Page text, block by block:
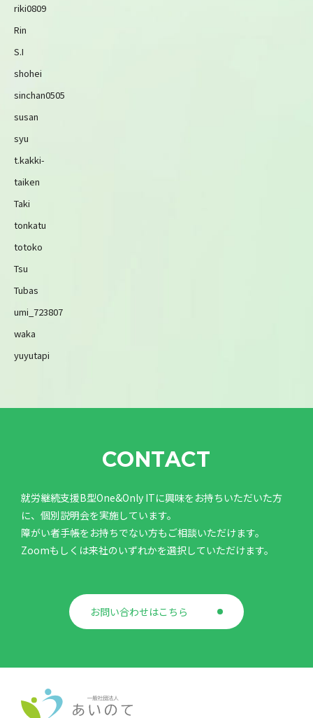
riki0809
Rin
S.I
shohei
sinchan0505
susan
syu
t.kakki-
taiken
Taki
tonkatu
totoko
Tsu
Tubas
umi_723807
waka
yuyutapi
CONTACT
就労継続支援B型One&Only ITに興味をお持ちいただいた方
に、個別説明会を実施しています。
障がい者手帳をお持ちでない方もご相談いただけます。
Zoomもしくは来社のいずれかを選択していただけます。
お問い合わせはこちら